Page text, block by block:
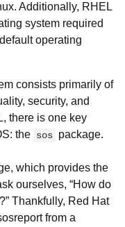
Additionally, RHEL
system required
operating
consists primarily of
security, and
there is one key
the sos package.
which provides the
ourselves, “How do
Thankfully, Red Hat
from a